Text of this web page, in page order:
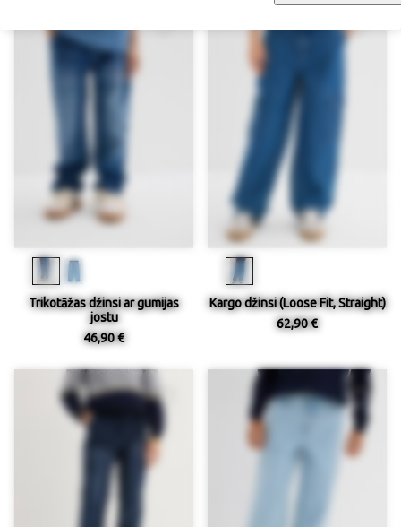
Trikotāžas džinsi ar gumijas
jostu
46,90 €
Kargo džinsi (Loose Fit, Straight)
62,90 €